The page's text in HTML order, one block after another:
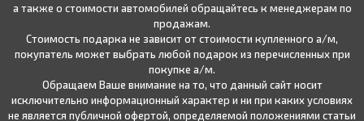
а также о стоимости автомобилей обращайтесь к менеджерам по
продажам.
Стоимость подарка не зависит от стоимости купленного а/м,
покупатель может выбрать любой подарок из перечисленных при
покупке а/м.
Обращаем Ваше внимание на то, что данный сайт носит
исключительно информационный характер и ни при каких условиях
не является публичной офертой, определяемой положениями статьи